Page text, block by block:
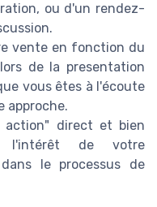
ou d'un rendez-
vente en fonction du
de la presentation
vous êtes à l'écoute
approche.
action" direct et bien
l'intérêt de votre
le processus de